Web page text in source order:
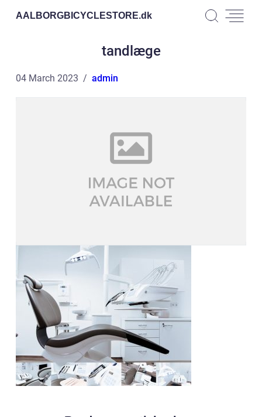
AALBORGBICYCLESTORE.dk
tandlæge
04 March 2023 admin